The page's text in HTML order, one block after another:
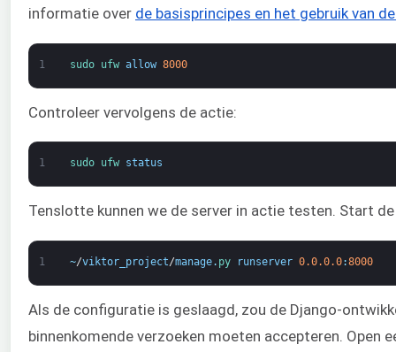
informatie over de basisprincipes en het gebruik van
1 sudo ufw allow 8000
Controleer vervolgens de actie:
1 sudo ufw status
Tenslotte kunnen we de server in actie testen. Start
1 ~/viktor_project/manage. py runserver 0.0.0.0:8000
Als de configuratie is geslaagd, zou de Django-
binnenkomende verzoeken moeten accepteren. Open